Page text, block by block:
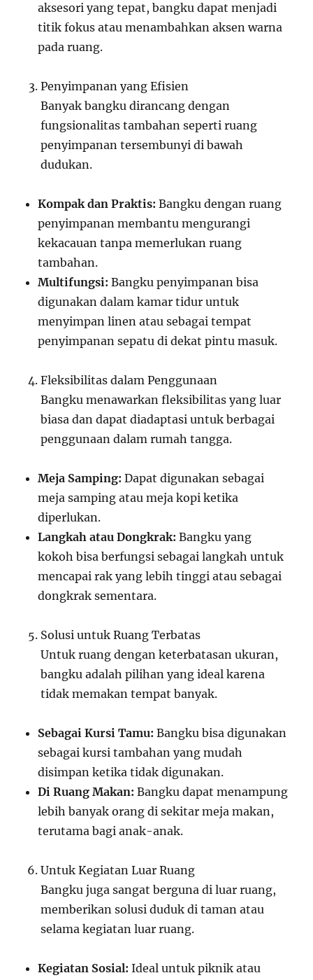
aksesori yang tepat, bangku dapat menjadi
titik fokus atau menambahkan aksen warna
pada ruang.
Penyimpanan yang Efisien
Banyak bangku dirancang dengan
fungsionalitas tambahan seperti ruang
penyimpanan tersembunyi di bawah
dudukan.
Kompak dan Praktis: Bangku dengan ruang
penyimpanan membantu mengurangi
kekacauan tanpa memerlukan ruang
tambahan.
Multifungsi: Bangku penyimpanan bisa
digunakan dalam kamar tidur untuk
menyimpan linen atau sebagai tempat
penyimpanan sepatu di dekat pintu masuk.
Fleksibilitas dalam Penggunaan
Bangku menawarkan fleksibilitas yang luar
biasa dan dapat diadaptasi untuk berbagai
penggunaan dalam rumah tangga.
Meja Samping: Dapat digunakan sebagai
meja samping atau meja kopi ketika
diperlukan.
Langkah atau Dongkrak: Bangku yang
kokoh bisa berfungsi sebagai langkah untuk
mencapai rak yang lebih tinggi atau sebagai
dongkrak sementara.
Solusi untuk Ruang Terbatas
Untuk ruang dengan keterbatasan ukuran,
bangku adalah pilihan yang ideal karena
tidak memakan tempat banyak.
Sebagai Kursi Tamu: Bangku bisa digunakan
sebagai kursi tambahan yang mudah
disimpan ketika tidak digunakan.
Di Ruang Makan: Bangku dapat menampung
lebih banyak orang di sekitar meja makan,
terutama bagi anak-anak.
Untuk Kegiatan Luar Ruang
Bangku juga sangat berguna di luar ruang,
memberikan solusi duduk di taman atau
selama kegiatan luar ruang.
Kegiatan Sosial: Ideal untuk piknik atau